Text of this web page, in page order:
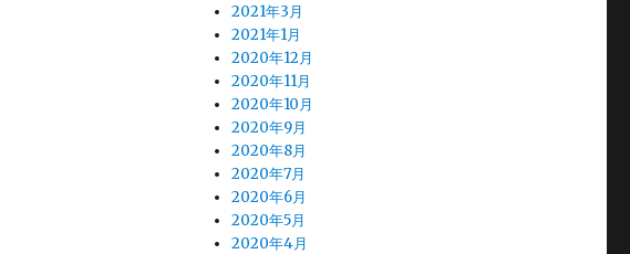
2021年3月
2021年1月
2020年12月
2020年11月
2020年10月
2020年9月
2020年8月
2020年7月
2020年6月
2020年5月
2020年4月